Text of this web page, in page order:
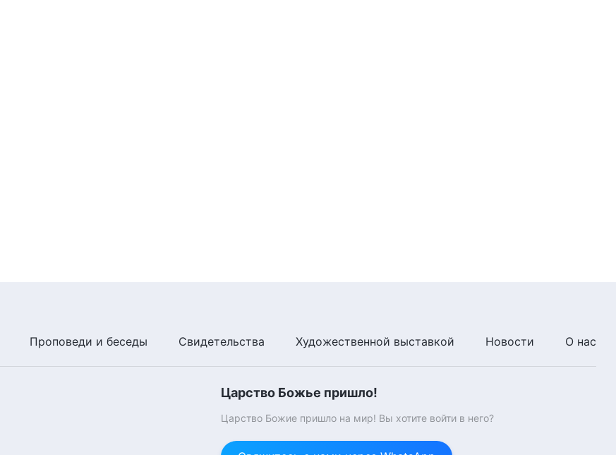
Проповеди и беседы Свидетельства Художественной выставкой Новости О нас
Царство Божье пришло!
Царство Божие пришло на мир! Вы хотите войти в него?